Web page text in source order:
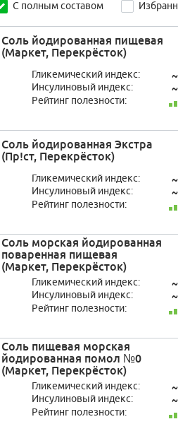
С полным составом
Соль йодированная пищевая
(Маркет, Перекрёсток)
Гликемический индекс: ~
Инсулиновый индекс: ~
Рейтинг полезности:
Соль йодированная Экстра
(Пр!ст, Перекрёсток)
Гликемический индекс: ~
Инсулиновый индекс: ~
Рейтинг полезности:
Соль морская йодированная
поваренная пищевая
(Маркет, Перекрёсток)
Гликемический индекс: ~
Инсулиновый индекс: ~
Рейтинг полезности:
Соль пищевая морская
йодированная помол №0
(Маркет, Перекрёсток)
Гликемический индекс: ~
Инсулиновый индекс: ~
Рейтинг полезности: